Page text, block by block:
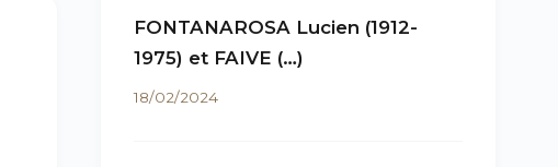
FONTANAROSA Lucien (1912-
1975) et FAIVE (…)
18/02/2024